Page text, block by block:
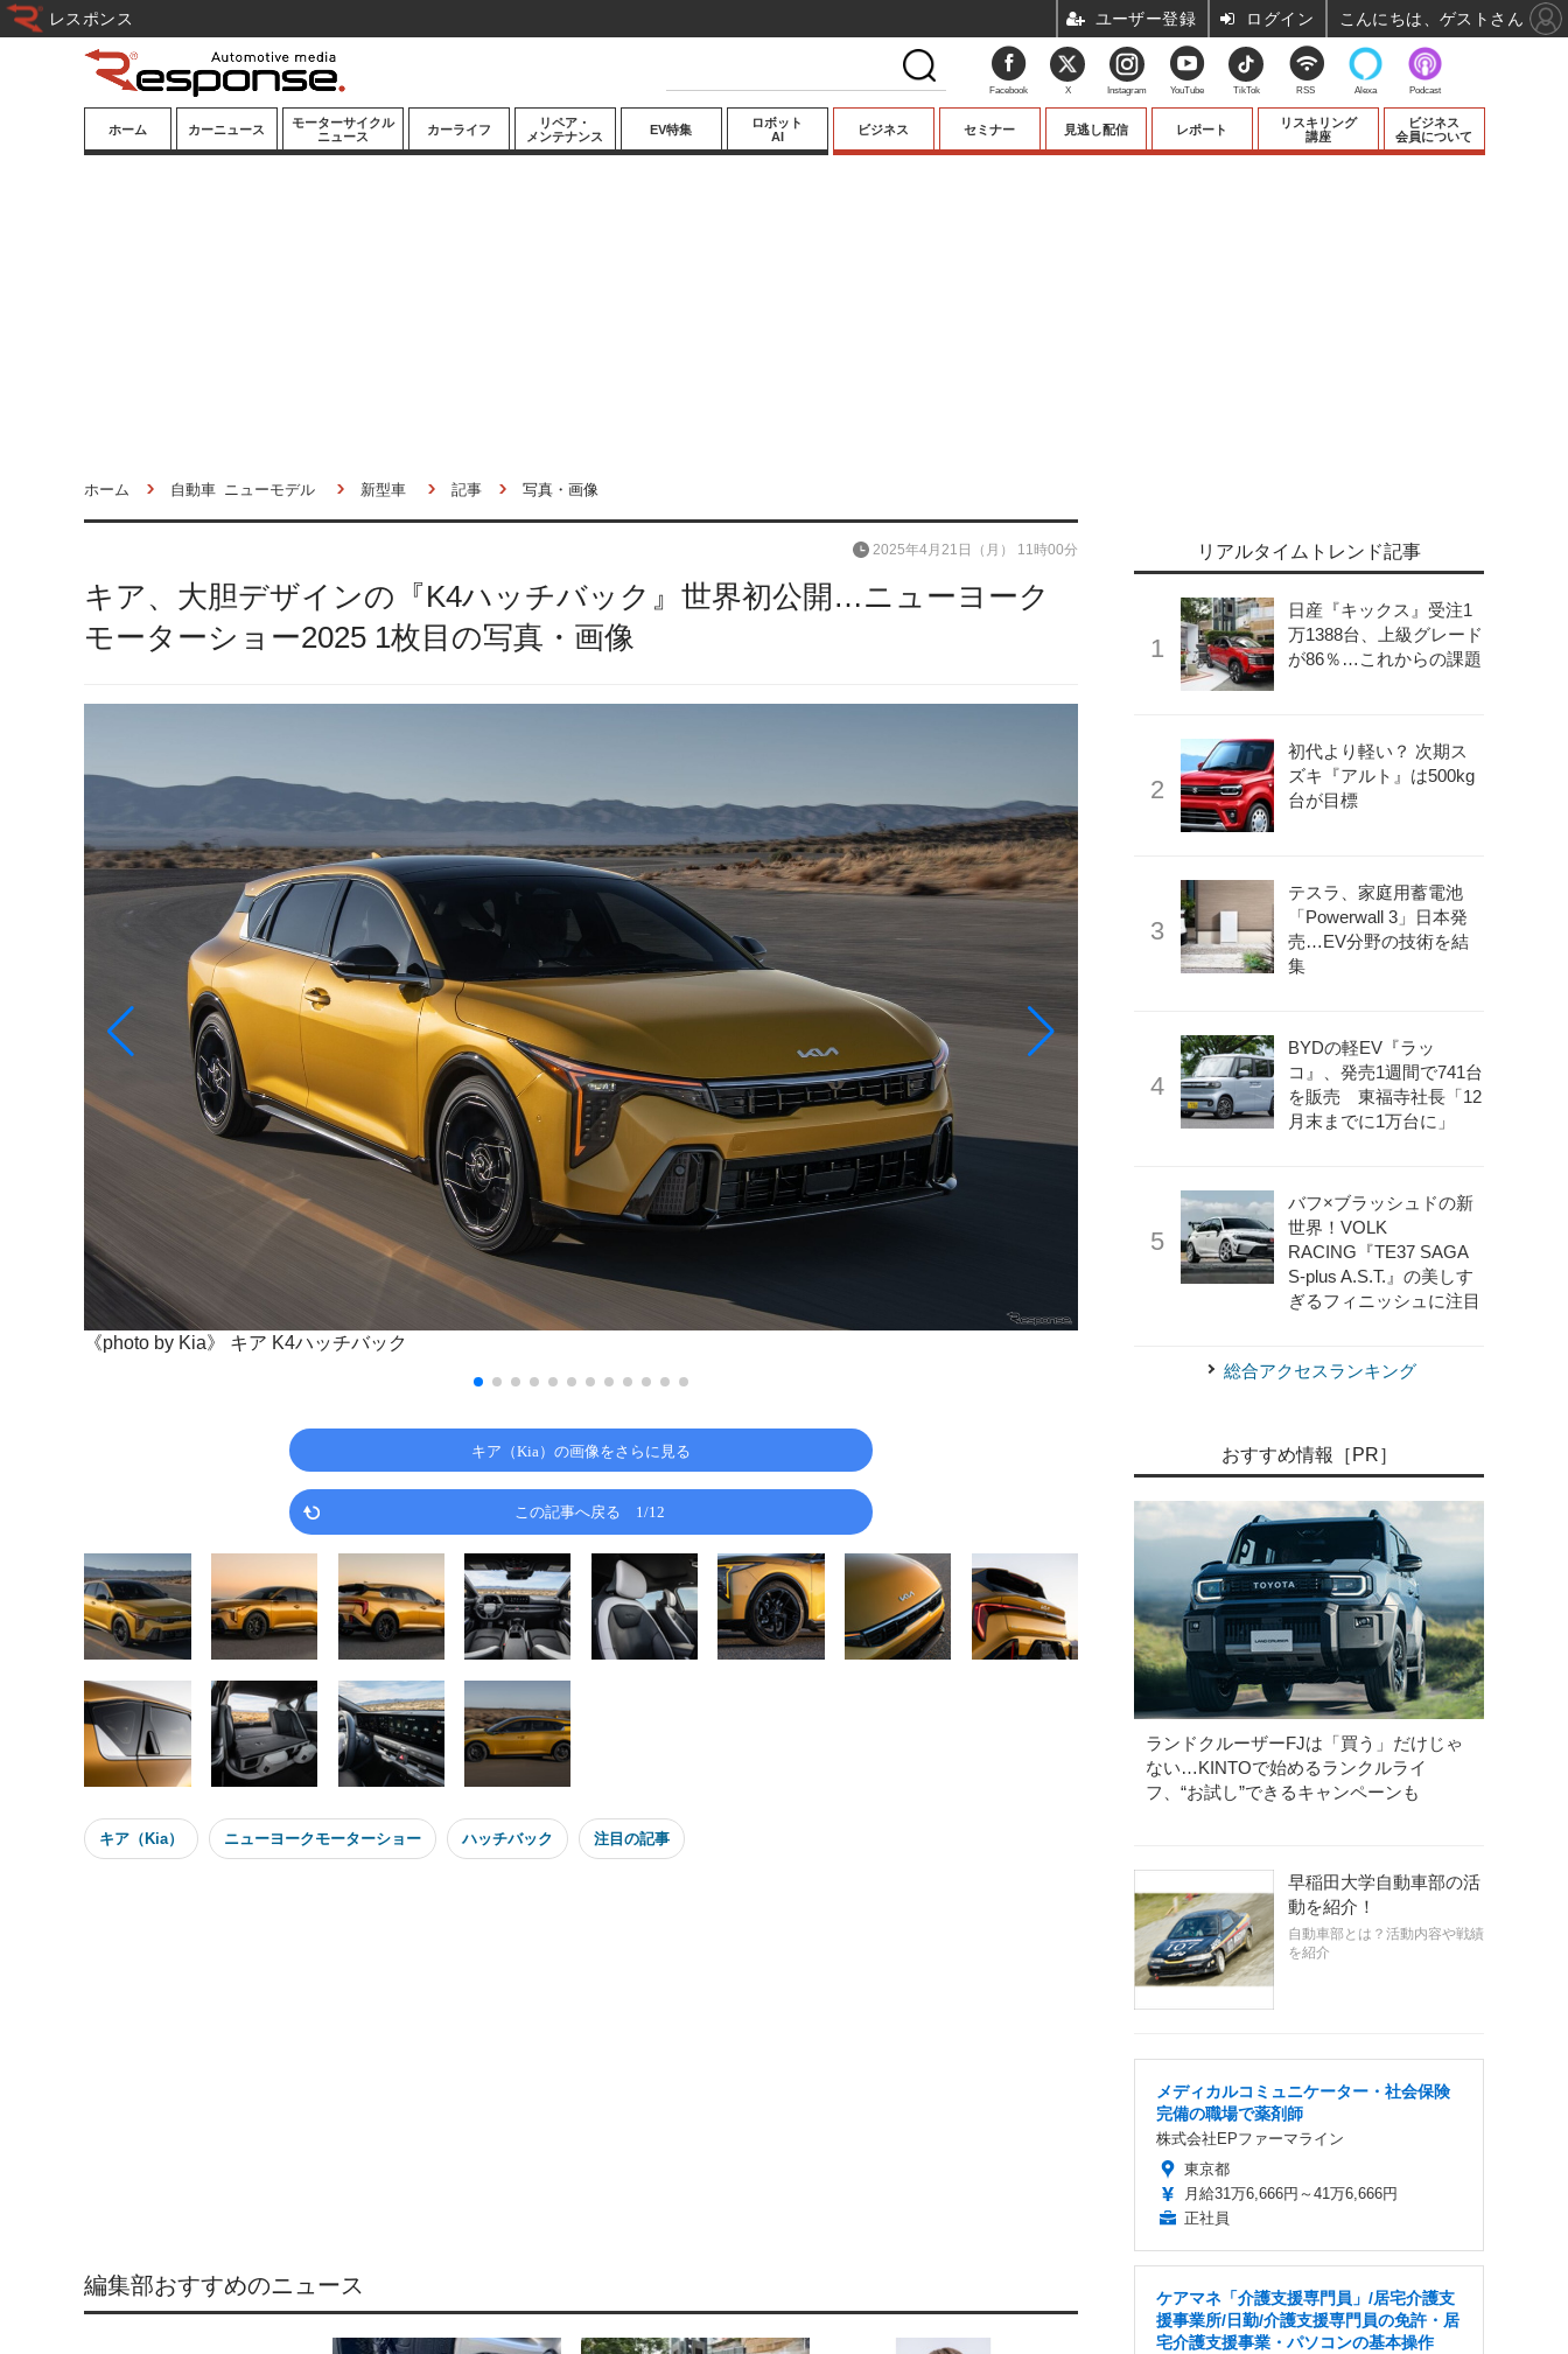
ホーム カーニュース
モーターサイクル
ニュース
カーライフ
リペア・
メンテナンス
EV特集
ロボット
AI
ビジネス セミナー 見逃し配信 レポート
リスキリング
講座
ビジネス
会員について
ホーム 自動車 ニューモデル 新型車 記事 写真・画像
キア、大胆デザインの『K4ハッチバック』世界初公開…ニューヨーク
モーターショー2025 1枚目の写真・画像
2025年4月21日（月） 11時00分
《photo by Kia》 キア K4ハッチバック
キア（Kia）の画像をさらに見る
この記事へ戻る 1/12
キア（Kia） ニューヨークモーターショー ハッチバック 注目の記事
編集部おすすめのニュース
リアルタイムトレンド記事
日産『キックス』受注1
万1388台、上級グレード
が86％…これからの課題
初代より軽い？ 次期ス
ズキ『アルト』は500kg
台が目標
テスラ、家庭用蓄電池
「Powerwall 3」日本発
売…EV分野の技術を結
集
BYDの軽EV『ラッ
コ』、発売1週間で741台
を販売 東福寺社長「12
月末までに1万台に」
バフ×ブラッシュドの新
世界！VOLK
RACING『TE37 SAGA
S-plus A.S.T.』の美しす
ぎるフィニッシュに注目
総合アクセスランキング
おすすめ情報［PR］
ランドクルーザーFJは「買う」だけじゃ
ない…KINTOで始めるランクルライ
フ、“お試し”できるキャンペーンも
早稲田大学自動車部の活
動を紹介！
自動車部とは？活動内容や戦績
を紹介
メディカルコミュニケーター・社会保険
完備の職場で薬剤師
株式会社EPファーマライン
東京都
月給31万6,666円～41万6,666円
正社員
ケアマネ「介護支援専門員」/居宅介護支
援事業所/日勤/介護支援専門員の免許・居
宅介護支援事業・パソコンの基本操作
Facebook X Instagram YouTube TikTok RSS Alexa Podcast
レスポンス ユーザー登録 ログイン こんにちは、ゲストさん